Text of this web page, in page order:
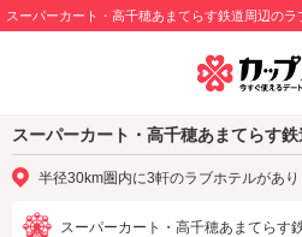
スーパーカート・高千穂あまてらす鉄道周辺のラ
スーパーカート・高千穂あまてらす
半径30km圏内に3軒のラブホテルがあ
スーパーカート・高千穂あまてらす